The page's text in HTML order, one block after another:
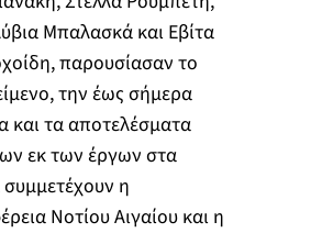
Μπαλασκά και Εβίτα
παρουσίασαν το
την έως σήμερα
και τα αποτελέσματα
εκ των έργων στα
η
Νοτίου Αιγαίου και η